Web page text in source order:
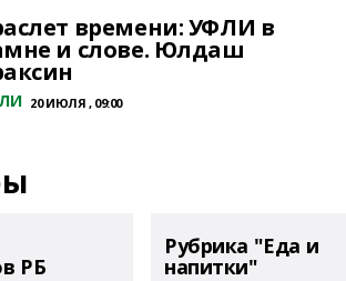
времени: УФЛИ в
и слове. Юлдаш
20 ИЮЛЯ , 09:00
РБ
Рубрика "Еда и
напитки"